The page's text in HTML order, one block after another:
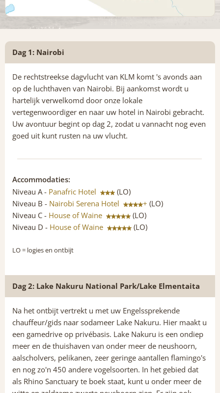
Dag 1: Nairobi
De rechtstreekse dagvlucht van KLM komt 's avonds aan
op de luchthaven van Nairobi. Bij aankomst wordt u
hartelijk verwelkomd door onze lokale
vertegenwoordiger en naar uw hotel in Nairobi gebracht.
Uw avontuur begint op dag 2, zodat u vannacht nog even
goed uit kunt rusten na uw vlucht.
Accommodaties:
Niveau A - Panafric Hotel
(LO)
Niveau B - Nairobi Serena Hotel + (LO)
Niveau C - House of Waine
(LO)
Niveau D - House of Waine (LO)
LO= logies en ontbijt
Dag 2: Lake Nakuru National Park/Lake Elmentaita
Na het ontbijt vertrekt u met uw Engelssprekende
chauffeur/gids naar sodameer Lake Nakuru. Hier maakt u
een gamedrive op privébasis. Lake Nakuru is een ondiep
meer en de thuishaven van onder meer de neushoorn,
aalscholvers, pelikanen, zeer geringe aantallen flamingo's
en nog zo'n 450 andere vogelsoorten. In het gebied dat
als Rhino Sanctuary te boek staat, kunt u onder meer de